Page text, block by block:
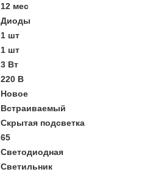
12 мес
Диоды
1 шт
1 шт
3 Вт
220 В
Новое
Встраиваемый
Скрытая подсветка
65
Светодиодная
Светильник